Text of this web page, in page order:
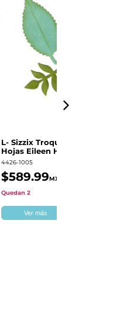
L- Sizzix Troquel Grueso
Hojas Eileen Hull | 661111
4426-1005
$589.99MXN
Quedan 2
Ver más